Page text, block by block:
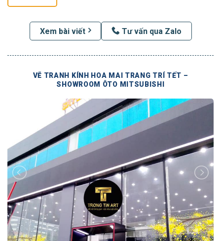
Xem bài viết Tư vấn qua Zalo
VẼ TRANH KÍNH HOA MAI TRANG TRÍ TẾT –
SHOWROOM ÔTO MITSUBISHI